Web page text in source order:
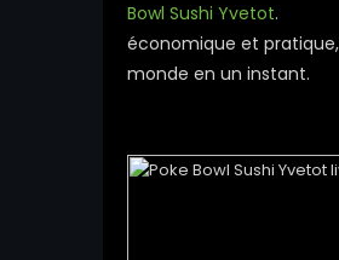
Bowl Sushi Yvetot.
économique et
monde en un instant.